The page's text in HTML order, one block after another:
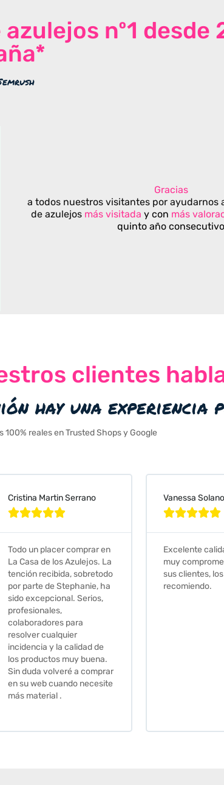
nº1 desde
Gracias
a todos nuestros visitantes por ayudarnos
de azulejos más visitada y con más
quinto año consecutivo
clientes
hay una experiencia
100% reales en Trusted Shops y Google
Cristina Martin Serrano

Todo un placer comprar en
La Casa de los Azulejos. La
tención recibida, sobretodo
por parte de Stephanie, ha
sido excepcional. Serios,
profesionales,
colaboradores para
resolver cualquier
incidencia y la calidad de
los productos muy buena.
Sin duda volveré a comprar
en su web cuando necesite
más material .
Vanessa Solano

Excelente
muy
sus clientes, los
recomiendo.